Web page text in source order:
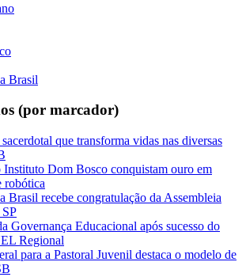
Brasil
(por marcador)
que transforma vidas nas diversas
Instituto Dom Bosco conquistam ouro em
robótica
Brasil recebe congratulação da Assembleia
Governança Educacional após sucesso do
Regional
para a Pastoral Juvenil destaca o modelo de